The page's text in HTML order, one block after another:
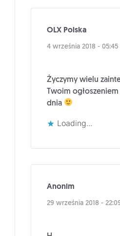
OLX Polska
4 września 2018 - 05:45
Życzymy wielu
Twoim ogłoszeniem
dnia
Loading...
Anonim
29 września 2018 -